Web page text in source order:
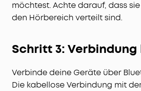
möchtest. Achte darauf, dass
den Hörbereich verteilt sind.
Schritt 3:
Verbinde deine Geräte über
Die kabellose Verbindung mit